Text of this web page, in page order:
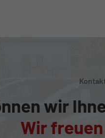
wir
Wir freuen